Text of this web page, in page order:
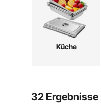
Küche
32 Ergebnisse